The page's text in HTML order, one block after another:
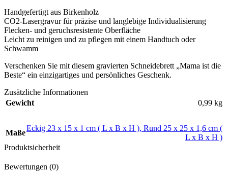
Handgefertigt aus Birkenholz
CO2-Lasergravur für präzise und langlebige Individualisierung
Flecken- und geruchsresistente Oberfläche
Leicht zu reinigen und zu pflegen mit einem Handtuch oder
Schwamm
Verschenken Sie mit diesem gravierten Schneidebrett „Mama ist die
Beste“ ein einzigartiges und persönliches Geschenk.
Zusätzliche Informationen
Gewicht
0,99 kg
Maße
Eckig 23 x 15 x 1 cm ( L x B x H ), Rund 25 x 25 x 1,6 cm (
L x B x H )
Produktsicherheit
Bewertungen (0)